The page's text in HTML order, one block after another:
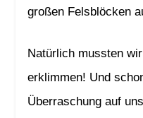
großen Felsblöcken
Natürlich mussten
erklimmen! Und
Überraschung auf